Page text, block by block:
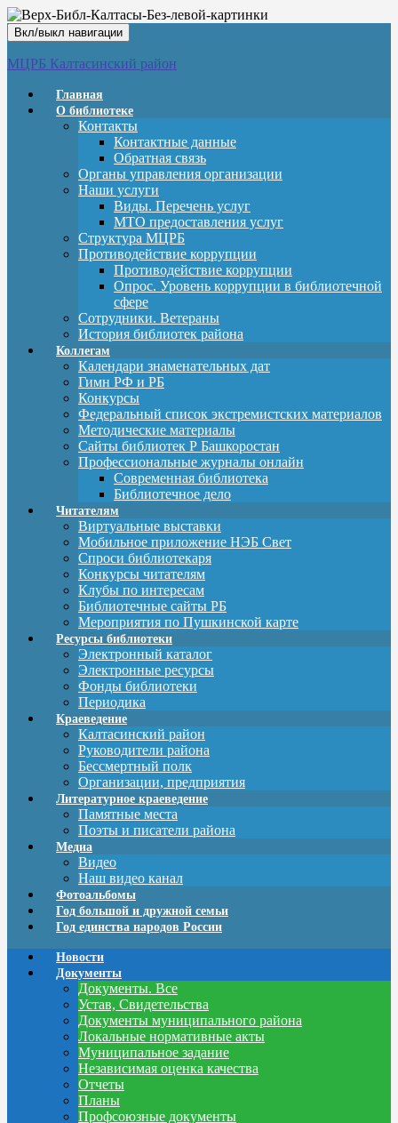
Вкл/выкл навигации
МЦРБ Калтасинский район
Главная
О библиотеке
Контакты
Контактные данные
Обратная связь
Органы управления организации
Наши услуги
Виды. Перечень услуг
МТО предоставления услуг
Структура МЦРБ
Противодействие коррупции
Противодействие коррупции
Опрос. Уровень коррупции в библиотечной
сфере
Сотрудники. Ветераны
История библиотек района
Коллегам
Календари знаменательных дат
Гимн РФ и РБ
Конкурсы
Федеральный список экстремистских материалов
Методические материалы
Сайты библиотек Р Башкоростан
Профессиональные журналы онлайн
Современная библиотека
Библиотечное дело
Читателям
Виртуальные выставки
Мобильное приложение НЭБ Свет
Спроси библиотекаря
Конкурсы читателям
Клубы по интересам
Библиотечные сайты РБ
Мероприятия по Пушкинской карте
Ресурсы библиотеки
Электронный каталог
Электронные ресурсы
Фонды библиотеки
Периодика
Краеведение
Калтасинский район
Руководители района
Бессмертный полк
Организации, предприятия
Литературное краеведение
Памятные места
Поэты и писатели района
Медиа
Видео
Наш видео канал
Фотоальбомы
Год большой и дружной семьи
Год единства народов России
Новости
Документы
Документы. Все
Устав, Свидетельства
Документы муниципального района
Локальные нормативные акты
Муниципальное задание
Независимая оценка качества
Отчеты
Планы
Профсоюзные документы